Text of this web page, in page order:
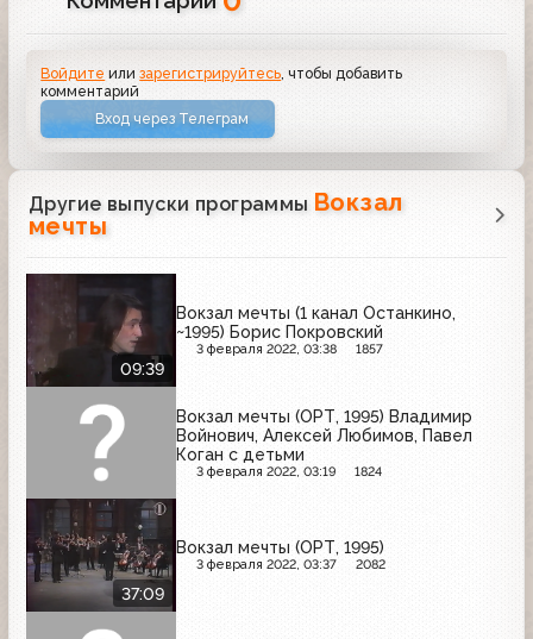
Войдите илизарегистрируйтесь , чтобы добавить
комментарий
Вход через Телеграм
Другие выпуски программы Вокзал
мечты
09:39
Вокзал мечты (1 канал Останкино,
~1995) Борис Покровский
3 февраля 2022, 03:38 1857
Вокзал мечты (ОРТ, 1995) Владимир
Войнович, Алексей Любимов, Павел
Коган с детьми
3 февраля 2022, 03:19 1824
37:09
Вокзал мечты (ОРТ, 1995)
3 февраля 2022, 03:37 2082